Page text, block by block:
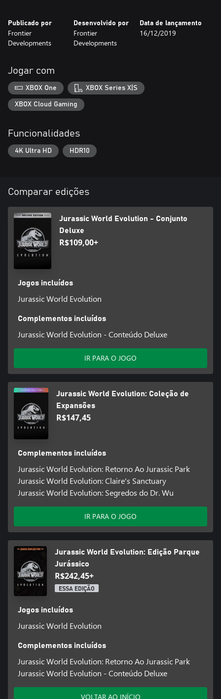
Publicado por
Frontier
Developments
Desenvolvido por
Frontier
Developments
Data de lançamento
16/12/2019
Jogar com
XBOX One XBOX Series X|S
XBOX Cloud Gaming
Funcionalidades
4K Ultra HD HDR10
Comparar edições
Jurassic World Evolution - Conjunto
Deluxe
R$109,00+
Jogos incluídos
Jurassic World Evolution
Complementos incluídos
Jurassic World Evolution - Conteúdo Deluxe
IR PARA O JOGO
Jurassic World Evolution: Coleção de
Expansões
R$147,45
Complementos incluídos
Jurassic World Evolution: Retorno Ao Jurassic Park
Jurassic World Evolution: Claire's Sanctuary
Jurassic World Evolution: Segredos do Dr. Wu
IR PARA O JOGO
Jurassic World Evolution: Edição Parque
Jurássico
R$242,45+
ESSA EDIÇÃO
Jogos incluídos
Jurassic World Evolution
Complementos incluídos
Jurassic World Evolution: Retorno Ao Jurassic Park
Jurassic World Evolution - Conteúdo Deluxe
VOLTAR AO INÍCIO